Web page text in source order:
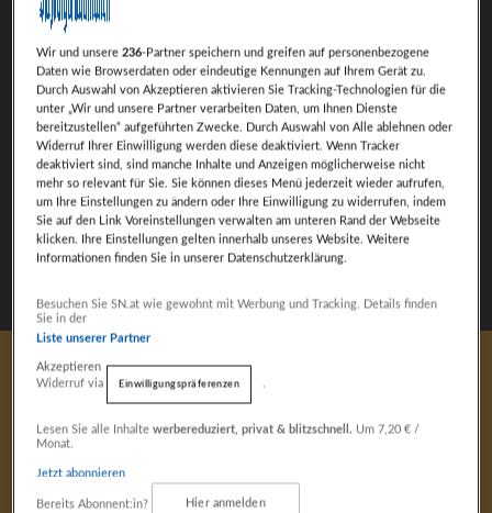
24. Januar 2025
Harald Diess
Harald Diess, nominiert in der Kategorie Trainer
Wir und unsere236-Partner speichern und greifen auf personenbezogene
Daten wie Browserdaten oder eindeutige Kennungen auf Ihrem Gerät zu.
Durch Auswahl von Akzeptieren aktivieren Sie Tracking-Technologien für die
unter „Wir und unsere Partner verarbeiten Daten, um Ihnen Dienste
bereitzustellen“ aufgeführten Zwecke. Durch Auswahl von Alle ablehnen oder
Widerruf Ihrer Einwilligung werden diese deaktiviert. Wenn Tracker
deaktiviert sind, sind manche Inhalte und Anzeigen möglicherweise nicht
mehr so relevant für Sie. Sie können dieses Menü jederzeit wieder aufrufen,
um Ihre Einstellungen zu ändern oder Ihre Einwilligung zu widerrufen, indem
Sie auf den Link Voreinstellungen verwalten am unteren Rand der Webseite
klicken. Ihre Einstellungen gelten innerhalb unseres Website. Weitere
Informationen finden Sie in unserer Datenschutzerklärung.
Besuchen Sie SN.at wie gewohnt mit Werbung und Tracking. Details finden
Sie in der
Liste unserer Partner
Akzeptieren
Widerruf via
Einwilligungspräferenzen .
Lesen Sie alle Inhaltewerbereduziert, privat & blitzschnell. Um 7,20 € /
Monat.
Jetzt abonnieren
Bereits Abonnent:in? Hier anmelden